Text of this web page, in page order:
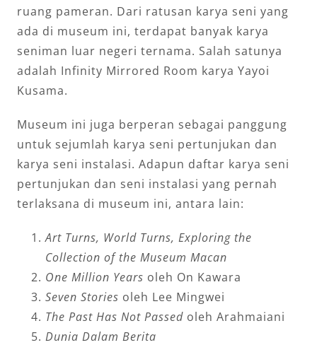
ruang pameran. Dari ratusan karya seni yang
ada di museum ini, terdapat banyak karya
seniman luar negeri ternama. Salah satunya
adalah Infinity Mirrored Room karya Yayoi
Kusama.
Museum ini juga berperan sebagai panggung
untuk sejumlah karya seni pertunjukan dan
karya seni instalasi. Adapun daftar karya seni
pertunjukan dan seni instalasi yang pernah
terlaksana di museum ini, antara lain:
Art Turns, World Turns, Exploring the
Collection of the Museum Macan
One Million Years oleh On Kawara
Seven Stories oleh Lee Mingwei
The Past Has Not Passed oleh Arahmaiani
Dunia Dalam Berita